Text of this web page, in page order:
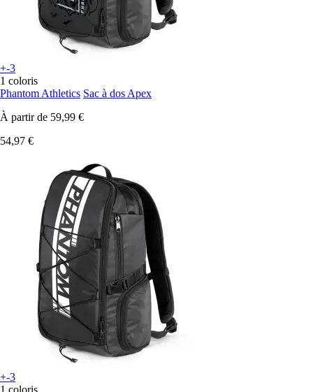
+-3
1 coloris
Phantom Athletics Sac à dos Apex
À partir de 59,99 €
54,97 €
+-3